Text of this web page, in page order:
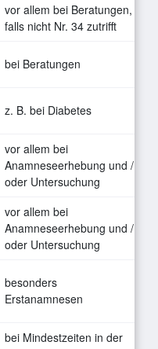
vor allem bei Beratungen,
falls nicht Nr. 34 zutrifft
bei Beratungen
z. B. bei Diabetes
vor allem bei
Anamneseerhebung und /
oder Untersuchung
vor allem bei
Anamneseerhebung und /
oder Untersuchung
besonders
Erstanamnesen
bei Mindestzeiten in der